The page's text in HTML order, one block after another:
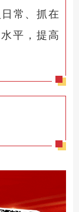
常、抓在
平，提高